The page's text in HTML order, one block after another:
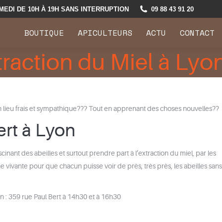
DE 10H À 19H SANS INTERRUPTION 09 88 43 91 20
BOUTIQUE APICULTEURS ACTU CONTACT
du Miel à
frais et sympathique??? Tout en apprenant des choses nouvelles??
à Lyon
des abeilles et surtout prendre part à l’extraction du miel, par les
pour que chacun puisse voir de près, très près, les abeilles sans
: 359 rue Paul Bert à 14h30 et à 16h30